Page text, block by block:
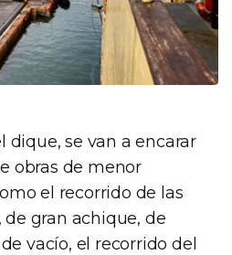
dique, se van a encarar
obras de menor
el recorrido de las
gran achique, de
vacío, el recorrido del